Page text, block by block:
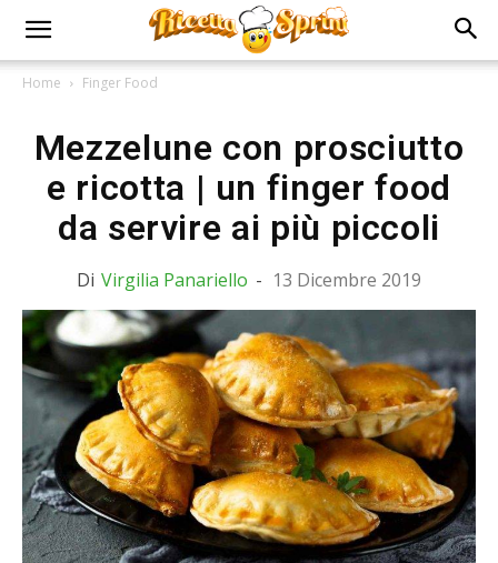
Home Finger Food
Mezzelune con prosciutto
e ricotta | un finger food
da servire ai più piccoli
Di Virgilia Panariello - 13 Dicembre 2019